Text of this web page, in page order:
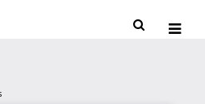
 